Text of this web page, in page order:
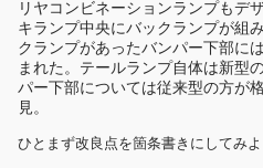
リヤコンビネーションランプもデ
キランプ中央にバックランプが組
クランプがあったバンパー下部に
まれた。テールランプ自体は新型
パー下部については従来型の方
見。
ひとまず改良点を箇条書きにしてみよ